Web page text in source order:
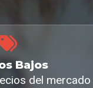
Bajos
del mercado